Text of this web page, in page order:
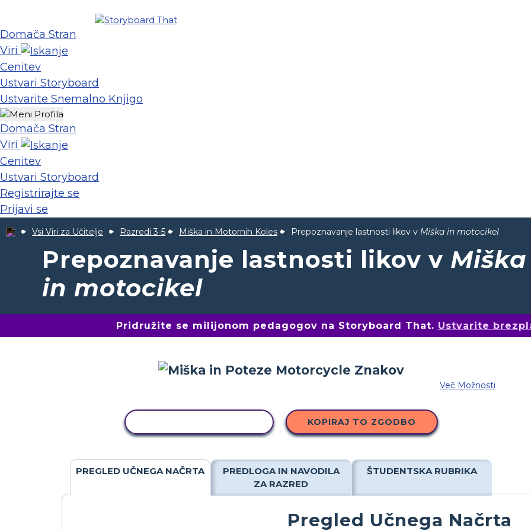
Domača Stran
Viri
Cenitev
Ustvari Storyboard
Ustvarite Snemalno Knjigo
Domača Stran
Viri
Cenitev
Ustvari Storyboard
Registrirajte se
Prijavi se
Vsi Viri za Učitelje Razredi 3-5 Miška in Motornih Koles Prepoznavanje lastnosti likov v Miška in motocikel
Prepoznavanje lastnosti likov v Miška
in motocikel
Pridružite se milijonom pedagogov na Storyboard That. Ustvarite
Več Možnosti
KOPIRAJ TO ZGODBO
PREGLED UČNEGA NAČRTA
PREDLOGA IN NAVODILA
ZA RAZRED
ŠTUDENTSKA RUBRIKA
Pregled Učnega Načrta